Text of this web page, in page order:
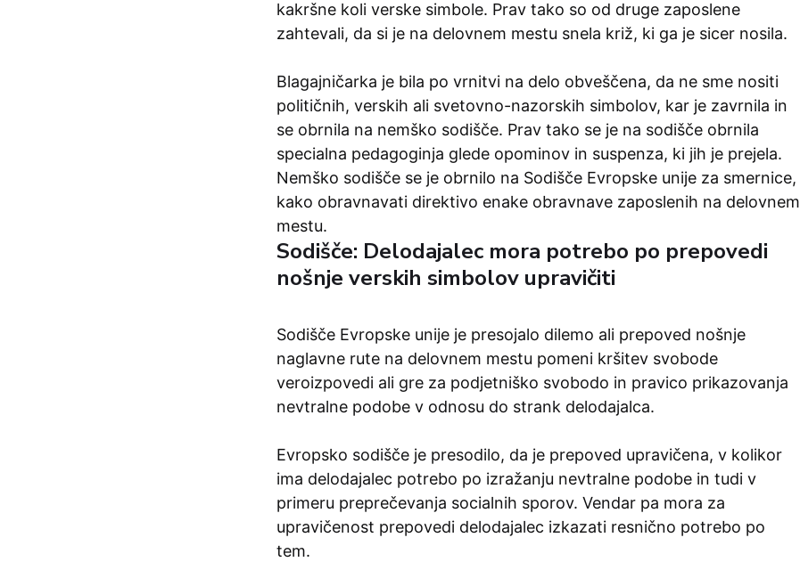
kakršne koli verske simbole. Prav tako so od druge zaposlene
zahtevali, da si je na delovnem mestu snela križ, ki ga je sicer nosila.
Blagajničarka je bila po vrnitvi na delo obveščena, da ne sme nositi
političnih, verskih ali svetovno-nazorskih simbolov, kar je zavrnila in
se obrnila na nemško sodišče. Prav tako se je na sodišče obrnila
specialna pedagoginja glede opominov in suspenza, ki jih je prejela.
Nemško sodišče se je obrnilo na Sodišče Evropske unije za smernice,
kako obravnavati direktivo enake obravnave zaposlenih na delovnem
mestu.
Sodišče: Delodajalec mora potrebo po prepovedi
nošnje verskih simbolov upravičiti
Sodišče Evropske unije je presojalo dilemo ali prepoved nošnje
naglavne rute na delovnem mestu pomeni kršitev svobode
veroizpovedi ali gre za podjetniško svobodo in pravico prikazovanja
nevtralne podobe v odnosu do strank delodajalca.
Evropsko sodišče je presodilo, da je prepoved upravičena, v kolikor
ima delodajalec potrebo po izražanju nevtralne podobe in tudi v
primeru preprečevanja socialnih sporov. Vendar pa mora za
upravičenost prepovedi delodajalec izkazati resnično potrebo po
tem.